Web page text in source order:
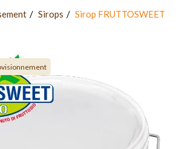
Sirops
Sirop FRUTTOSWEET